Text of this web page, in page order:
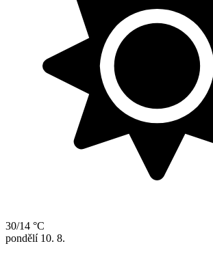
30/14 °C
pondělí 10. 8.